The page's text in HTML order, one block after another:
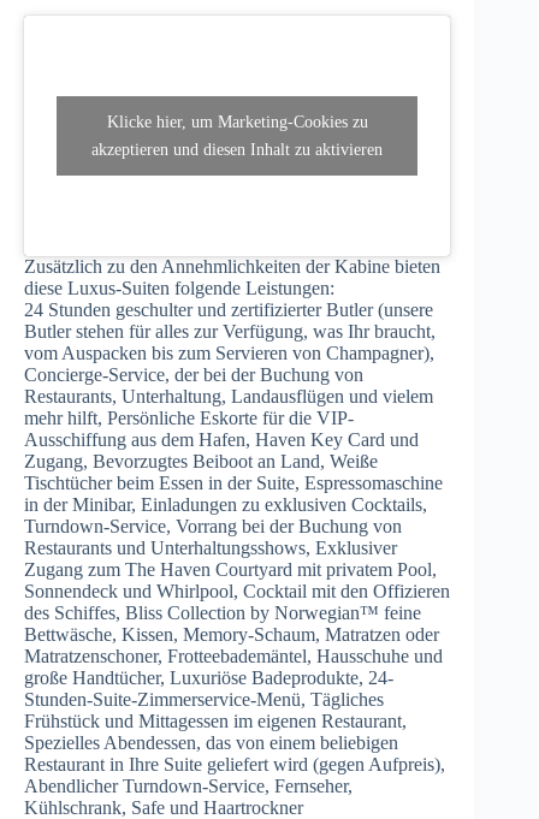
Klicke hier, um Marketing-Cookies zu
akzeptieren und diesen Inhalt zu aktivieren
Zusätzlich zu den Annehmlichkeiten der Kabine bieten
diese Luxus-Suiten folgende Leistungen:
24 Stunden geschulter und zertifizierter Butler (unsere
Butler stehen für alles zur Verfügung, was Ihr braucht,
vom Auspacken bis zum Servieren von Champagner),
Concierge-Service, der bei der Buchung von
Restaurants, Unterhaltung, Landausflügen und vielem
mehr hilft, Persönliche Eskorte für die VIP-
Ausschiffung aus dem Hafen, Haven Key Card und
Zugang, Bevorzugtes Beiboot an Land, Weiße
Tischtücher beim Essen in der Suite, Espressomaschine
in der Minibar, Einladungen zu exklusiven Cocktails,
Turndown-Service, Vorrang bei der Buchung von
Restaurants und Unterhaltungsshows, Exklusiver
Zugang zum The Haven Courtyard mit privatem Pool,
Sonnendeck und Whirlpool, Cocktail mit den Offizieren
des Schiffes, Bliss Collection by Norwegian™ feine
Bettwäsche, Kissen, Memory-Schaum, Matratzen oder
Matratzenschoner, Frotteebademäntel, Hausschuhe und
große Handtücher, Luxuriöse Badeprodukte, 24-
Stunden-Suite-Zimmerservice-Menü, Tägliches
Frühstück und Mittagessen im eigenen Restaurant,
Spezielles Abendessen, das von einem beliebigen
Restaurant in Ihre Suite geliefert wird (gegen Aufpreis),
Abendlicher Turndown-Service, Fernseher,
Kühlschrank, Safe und Haartrockner